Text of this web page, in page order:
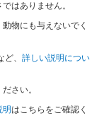
はありません。
物にも与えないでく
ど、詳しい説明につい
さい。
明はこちらをご確認く